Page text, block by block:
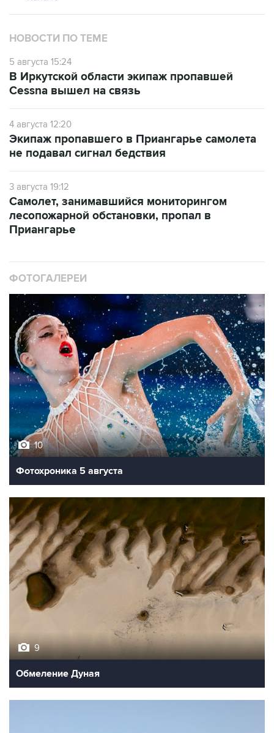
НОВОСТИ ПО ТЕМЕ
5 августа 15:24
В Иркутской области экипаж пропавшей
Cessna вышел на связь
4 августа 12:20
Экипаж пропавшего в Приангарье самолета
не подавал сигнал бедствия
3 августа 19:12
Самолет, занимавшийся мониторингом
лесопожарной обстановки, пропал в
Приангарье
ФОТОГАЛЕРЕИ
10
Фотохроника 5 августа
9
Обмеление Дуная